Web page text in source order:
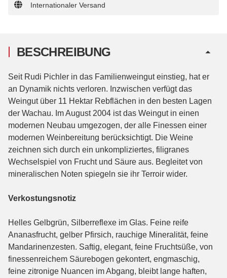
Internationaler Versand
BESCHREIBUNG
Seit Rudi Pichler in das Familienweingut einstieg, hat er
an Dynamik nichts verloren. Inzwischen verfügt das
Weingut über 11 Hektar Rebflächen in den besten Lagen
der Wachau. Im August 2004 ist das Weingut in einen
modernen Neubau umgezogen, der alle Finessen einer
modernen Weinbereitung berücksichtigt. Die Weine
zeichnen sich durch ein unkompliziertes, filigranes
Wechselspiel von Frucht und Säure aus. Begleitet von
mineralischen Noten spiegeln sie ihr Terroir wider.
Verkostungsnotiz
Helles Gelbgrün, Silberreflexe im Glas. Feine reife
Ananasfrucht, gelber Pfirsich, rauchige Mineralität, feine
Mandarinenzesten. Saftig, elegant, feine Fruchtsüße, von
finessenreichem Säurebogen gekontert, engmaschig,
feine zitronige Nuancen im Abgang, bleibt lange haften,